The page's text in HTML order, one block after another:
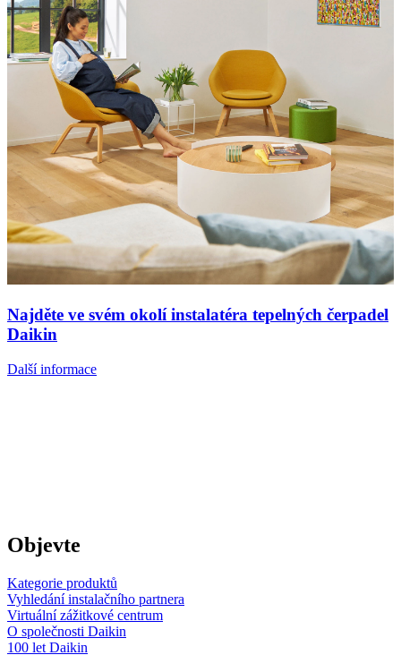
Najděte ve svém okolí instalatéra tepelných čerpadel
Daikin
Další informace
Objevte
Kategorie produktů
Vyhledání instalačního partnera
Virtuální zážitkové centrum
O společnosti Daikin
100 let Daikin